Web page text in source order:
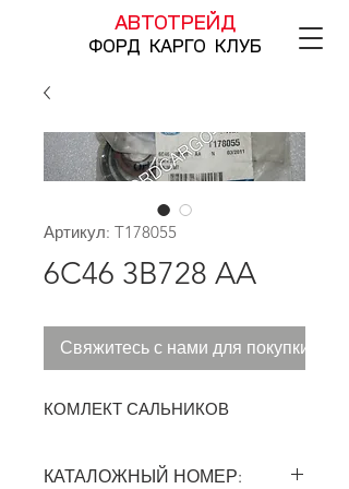
АВТОТРЕЙД
ФОРД КАРГО КЛУБ
Артикул: T178055
6C46 3B728 AA
Свяжитесь с нами для покупки
КОМЛЕКТ САЛЬНИКОВ
КАТАЛОЖНЫЙ НОМЕР: